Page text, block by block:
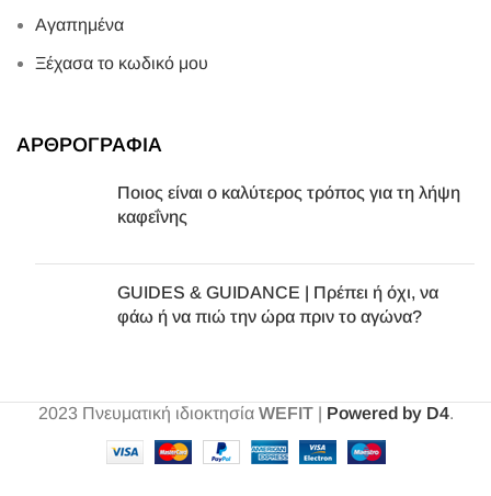
Αγαπημένα
Ξέχασα το κωδικό μου
ΑΡΘΡΟΓΡΑΦΙΑ
Ποιος είναι ο καλύτερος τρόπος για τη λήψη
καφεΐνης
GUIDES & GUIDANCE | Πρέπει ή όχι, να
φάω ή να πιώ την ώρα πριν το αγώνα?
2023 Πνευματική ιδιοκτησία WEFIT| Powered by D4.